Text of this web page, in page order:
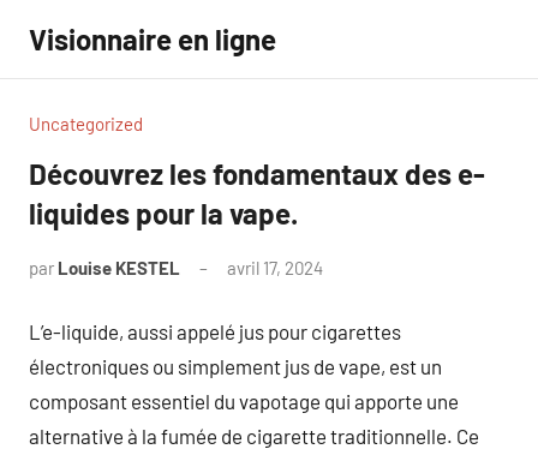
contenu
Visionnaire en ligne
Uncategorized
Découvrez les fondamentaux des e-
liquides pour la vape.
par Louise KESTEL avril 17, 2024
L’e-liquide, aussi appelé jus pour cigarettes
électroniques ou simplement jus de vape, est un
composant essentiel du vapotage qui apporte une
alternative à la fumée de cigarette traditionnelle. Ce